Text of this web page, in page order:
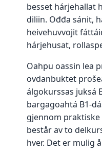
besset hárjehallat
diliin. Ođđa sánit,
heivehuvvojit
hárjehusat,
Oahpu oassin lea
ovdanbuktet
álgokurssas juksá
bargagoahtá B1-
gjennom praktiske
består av to
hver. Det er mulig